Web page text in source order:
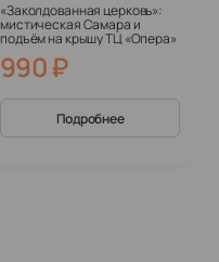
«Заколдованная церковь»:
мистическая Самара и
подъём на крышу ТЦ «Опера»
990₽
Подробнее